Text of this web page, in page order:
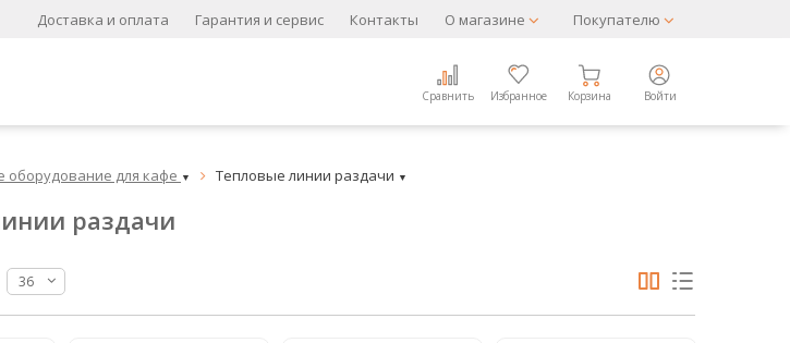
Доставка и оплата Гарантия и сервис Контакты О магазине Покупателю
Сравнить Избранное Корзина Войти
обжарки
оборудование для кафе ▼  Тепловые линии раздачи ▼
раздачи
36